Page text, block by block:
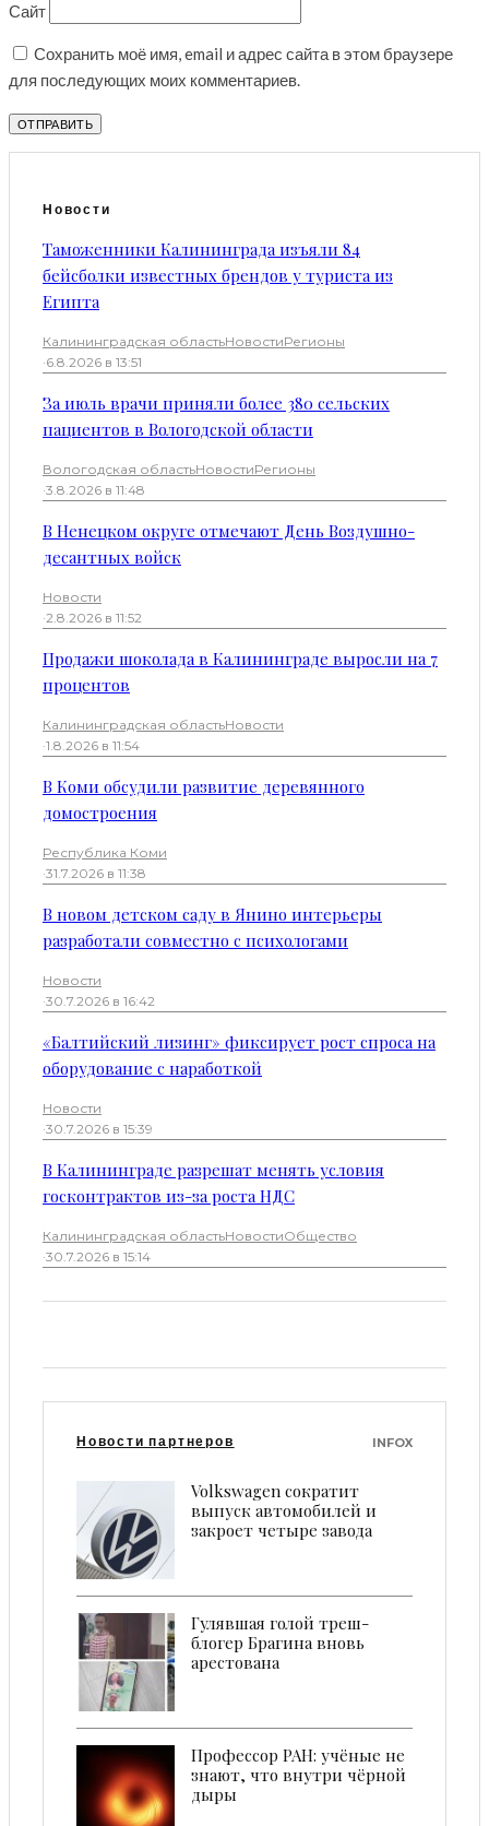
Сайт
Сохранить моё имя, email и адрес сайта в этом браузере
для последующих моих комментариев.
Новости
Таможенники Калининграда изъяли 84
бейсболки известных брендов у туриста из
Египта
Калининградская областьНовостиРегионы
·6.8.2026 в 13:51
За июль врачи приняли более 380 сельских
пациентов в Вологодской области
Вологодская областьНовостиРегионы
·3.8.2026 в 11:48
В Ненецком округе отмечают День Воздушно-
десантных войск
Новости
·2.8.2026 в 11:52
Продажи шоколада в Калининграде выросли на 7
процентов
Калининградская областьНовости
·1.8.2026 в 11:54
В Коми обсудили развитие деревянного
домостроения
Республика Коми
·31.7.2026 в 11:38
В новом детском саду в Янино интерьеры
разработали совместно с психологами
Новости
·30.7.2026 в 16:42
«Балтийский лизинг» фиксирует рост спроса на
оборудование с наработкой
Новости
·30.7.2026 в 15:39
В Калининграде разрешат менять условия
госконтрактов из-за роста НДС
Калининградская областьНовостиОбщество
·30.7.2026 в 15:14
Новости партнеров INFOX
Volkswagen сократит
выпуск автомобилей и
закроет четыре завода
Гулявшая голой треш-
блогер Брагина вновь
арестована
Профессор РАН: учёные не
знают, что внутри чёрной
дыры